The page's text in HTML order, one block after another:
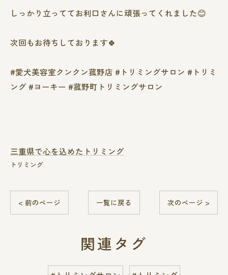
しっかり立っててお利口さんに頑張ってくれました😊
次回もお待ちしております🍀
#愛犬美容室クンクン菰野店 #トリミングサロン #トリミ
ング #ヨーキー #菰野町トリミングサロン
三重県で心を込めたトリミング
トリミング
< 前のページ 一覧に戻る 次のページ >
関連タグ